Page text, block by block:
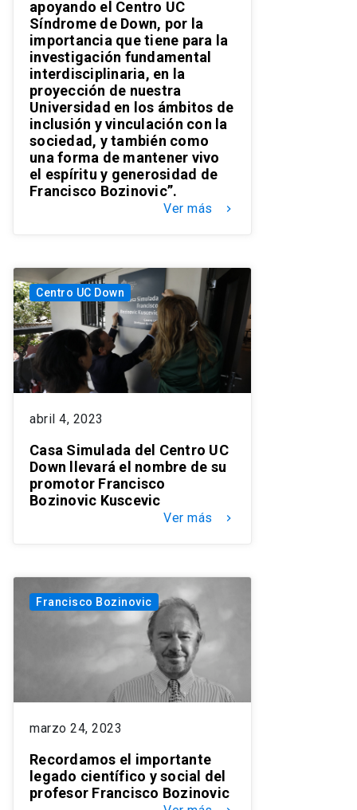
apoyando el Centro UC
Síndrome de Down, por la
importancia que tiene para la
investigación fundamental
interdisciplinaria, en la
proyección de nuestra
Universidad en los ámbitos de
inclusión y vinculación con la
sociedad, y también como
una forma de mantener vivo
el espíritu y generosidad de
Francisco Bozinovic”.
Ver más keyboard_arrow_right
Centro UC Down
abril 4, 2023
Casa Simulada del Centro UC
Down llevará el nombre de su
promotor Francisco
Bozinovic Kuscevic
Ver más keyboard_arrow_right
Francisco Bozinovic
marzo 24, 2023
Recordamos el importante
legado científico y social del
profesor Francisco Bozinovic